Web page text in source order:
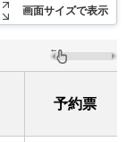
画面サイズで表示
予約票